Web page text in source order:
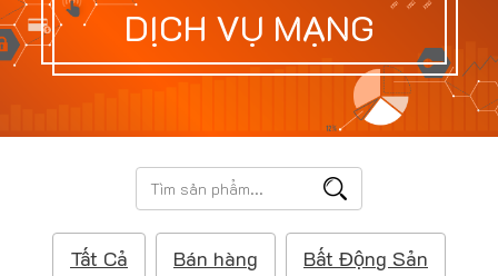
n
n
DỊCH VỤ MẠNG
T
ì
m
Tất Cả Bán hàng Bất Động Sản